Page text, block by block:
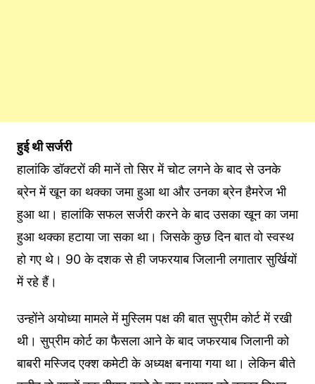
हुई थी सर्जरी
हालांकि डॉक्टरों की मानें तो सिर में चोट लगने के बाद से उनके
ब्रेन में खून का थक्का जमा हुआ था और उनका ब्रेन हैमरेज भी
हुआ था। हालांकि सफल सर्जरी करने के बाद उसका खून का जमा
हुआ थक्का हटाया जा सका था। जिसके कुछ दिन बात वो स्वस्थ
हो गए थे। 90 के दशक से ही जफरयाब जिलानी लगातार सुर्खियों
में रहे हैं।
उन्होंने अयोध्या मामले में मुस्लिम पक्ष की बात सुप्रीम कोर्ट में रखी
थी। सुप्रीम कोर्ट का फैसला आने के बाद जफरयाब जिलानी को
बाबरी मस्जिद एक्श कमेटी के अध्यक्ष बनाया गया था। लेकिन बीते